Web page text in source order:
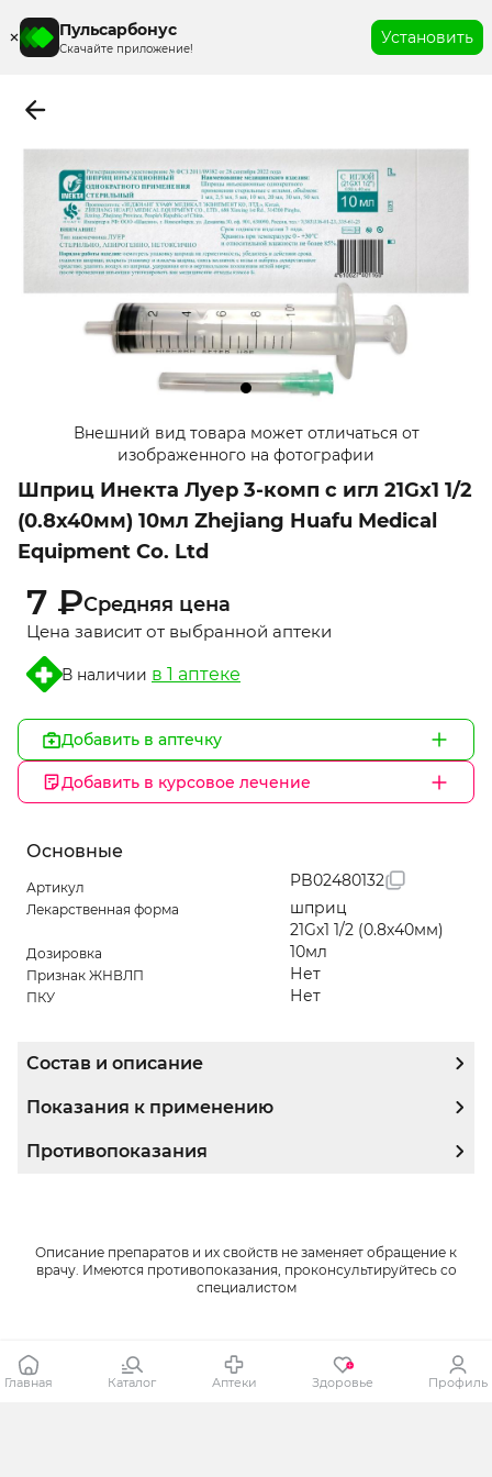
Пульсарбонус
Скачайте приложение!
Установить
1
Внешний вид товара может отличаться от
изображенного на фотографии
Шприц Инекта Луер 3-комп с игл 21Gх1 1/2
(0.8х40мм) 10мл Zhejiang Huafu Medical
Equipment Co. Ltd
7 ₽Средняя цена
Цена зависит от выбранной аптеки
В наличии в 1 aптеке
Добавить в аптечку
Добавить в курсовое лечение
Основные
Артикул PB02480132
Лекарственная форма шприц
Дозировка
21Gх1 1/2 (0.8х40мм)
10мл
Признак ЖНВЛП Нет
ПКУ Нет
Состав и описание
Показания к применению
Противопоказания
Описание препаратов и их свойств не заменяет обращение к
врачу. Имеются противопоказания, проконсультируйтесь со
специалистом
Главная Каталог Аптеки Здоровье Профиль